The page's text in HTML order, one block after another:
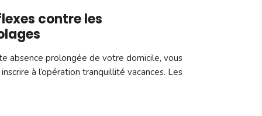
contre les
absence prolongée de votre domicile, vous
à l’opération tranquillité vacances. Les